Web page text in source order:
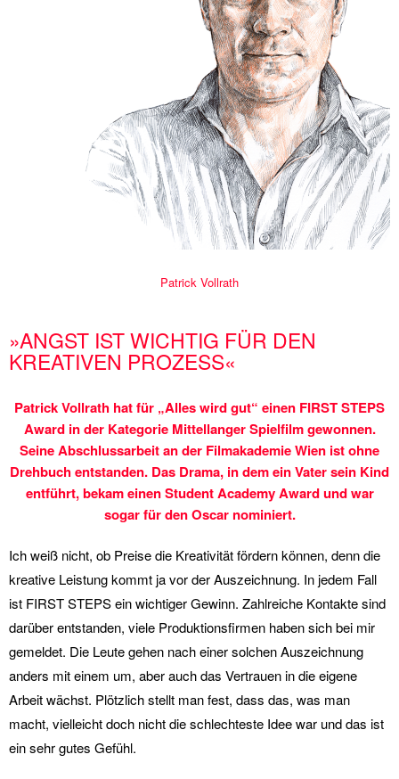
Patrick Vollrath
»ANGST IST WICHTIG FÜR DEN
KREATIVEN PROZESS«
Patrick Vollrath hat für „Alles wird gut“ einen FIRST STEPS
Award in der Kategorie Mittellanger Spielfilm gewonnen.
Seine Abschlussarbeit an der Filmakademie Wien ist ohne
Drehbuch entstanden. Das Drama, in dem ein Vater sein Kind
entführt, bekam einen Student Academy Award und war
sogar für den Oscar nominiert.
Ich weiß nicht, ob Preise die Kreativität fördern können, denn die
kreative Leistung kommt ja vor der Auszeichnung. In jedem Fall
ist FIRST STEPS ein wichtiger Gewinn. Zahlreiche Kontakte sind
darüber entstanden, viele Produktionsfirmen haben sich bei mir
gemeldet. Die Leute gehen nach einer solchen Auszeichnung
anders mit einem um, aber auch das Vertrauen in die eigene
Arbeit wächst. Plötzlich stellt man fest, dass das, was man
macht, vielleicht doch nicht die schlechteste Idee war und das ist
ein sehr gutes Gefühl.